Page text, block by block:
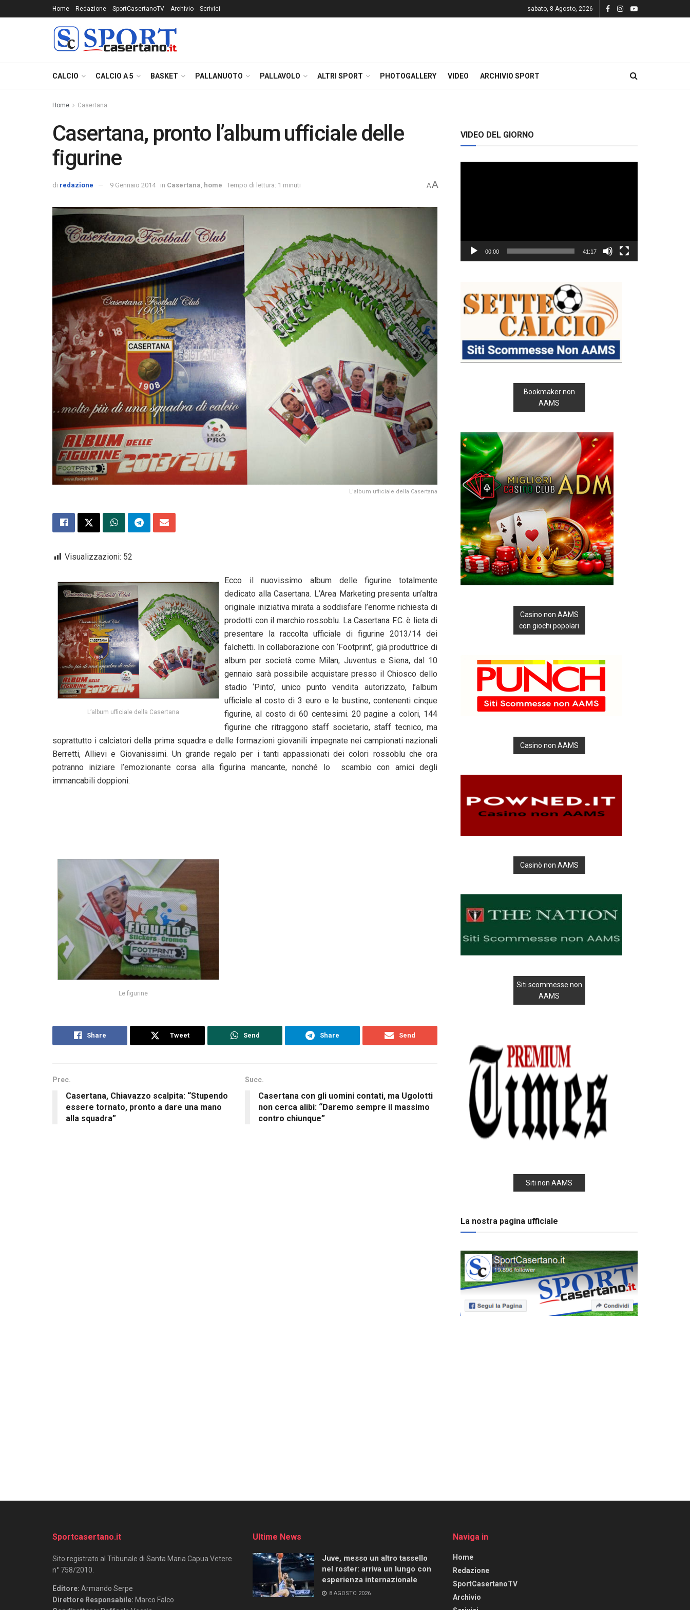
Home Redazione SportCasertanoTV Archivio Scrivici sabato, 8 Agosto, 2026
CALCIO CALCIO A 5 BASKET PALLANUOTO PALLAVOLO ALTRI SPORT PHOTOGALLERY VIDEO ARCHIVIO SPORT
Home Casertana
Casertana, pronto l’album ufficiale delle
figurine
di redazione 9 Gennaio 2014 in Casertana home Tempo di lettura: 1 minuti AA
L'album ufficiale della Casertana
Visualizzazioni: 52
L’album ufficiale della Casertana
Ecco il nuovissimo album delle figurine totalmente
dedicato alla Casertana. L’Area Marketing presenta un’altra
originale iniziativa mirata a soddisfare l’enorme richiesta di
prodotti con il marchio rossoblu. La Casertana F.C. è lieta di
presentare la raccolta ufficiale di figurine 2013/14 dei
falchetti. In collaborazione con ‘Footprint’, già produttrice di
album per società come Milan, Juventus e Siena, dal 10
gennaio sarà possibile acquistare presso il Chiosco dello
stadio ‘Pinto’, unico punto vendita autorizzato, l’album
ufficiale al costo di 3 euro e le bustine, contenenti cinque
figurine, al costo di 60 centesimi. 20 pagine a colori, 144
figurine che ritraggono staff societario, staff tecnico, ma
soprattutto i calciatori della prima squadra e delle formazioni giovanili impegnate nei campionati nazionali
Berretti, Allievi e Giovanissimi. Un grande regalo per i tanti appassionati dei colori rossoblu che ora
potranno iniziare l’emozionante corsa alla figurina mancante, nonché lo scambio con amici degli
immancabili doppioni.
Le figurine
Share Tweet Send Share Send
Prec.
Casertana, Chiavazzo scalpita: “Stupendo
essere tornato, pronto a dare una mano
alla squadra”
Succ.
Casertana con gli uomini contati, ma Ugolotti
non cerca alibi: “Daremo sempre il massimo
contro chiunque”
VIDEO DEL GIORNO
00:00 41:17
Bookmaker non
AAMS
Casino non AAMS
con giochi popolari
Casino non AAMS
Casinò non AAMS
Siti scommesse non
AAMS
Siti non AAMS
La nostra pagina ufficiale
Sportcasertano.it
Sito registrato al Tribunale di Santa Maria Capua Vetere
n° 758/2010.
Editore: Armando Serpe
Direttore Responsabile: Marco Falco
Ultime News
Juve, messo un altro tassello
nel roster: arriva un lungo con
esperienza internazionale
8 AGOSTO 2026
Naviga in
Home
Redazione
SportCasertanoTV
Archivio